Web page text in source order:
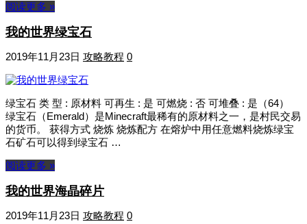
阅读更多 »
我的世界绿宝石
2019年11月23日 攻略教程 0
绿宝石 类 型 : 原材料 可再生 : 是 可燃烧 : 否 可堆叠 : 是（64）
绿宝石（Emerald）是Minecraft最稀有的原材料之一，是村民交易
的货币。 获得方式 烧炼 烧炼配方 在熔炉中用任意燃料烧炼绿宝
石矿石可以得到绿宝石 …
阅读更多 »
我的世界海晶碎片
2019年11月23日 攻略教程 0